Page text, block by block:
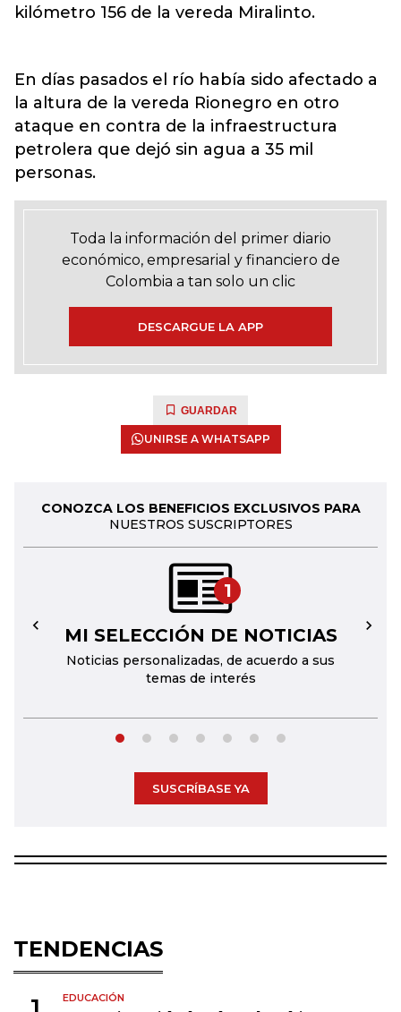
kilómetro 156 de la vereda Miralinto.
En días pasados el río había sido afectado a
la altura de la vereda Rionegro en otro
ataque en contra de la infraestructura
petrolera que dejó sin agua a 35 mil
personas.
Toda la información del primer diario
económico, empresarial y financiero de
Colombia a tan solo un clic
DESCARGUE LA APP
GUARDAR
UNIRSE A WHATSAPP
CONOZCA LOS BENEFICIOS EXCLUSIVOS PARA
NUESTROS SUSCRIPTORES
1
MI SELECCIÓN DE NOTICIAS
Noticias personalizadas, de acuerdo a sus
temas de interés
← →
SUSCRÍBASE YA
TENDENCIAS
EDUCACIÓN